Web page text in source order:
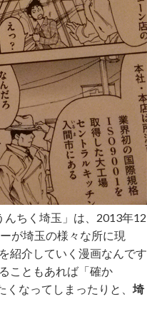
ちく埼玉」は、2013年12
が埼玉の様々な所に現
紹介していく漫画なんです
こともあれば「確か
なってしまったりと、 埼